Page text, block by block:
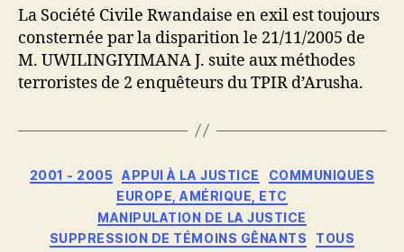
La Société Civile Rwandaise en exil est toujours
consternée par la disparition le 21/11/2005 de
M. UWILINGIYIMANA J. suite aux méthodes
terroristes de 2 enquêteurs du TPIR d’Arusha.
Catégories
2001 - 2005 APPUI À LA JUSTICE
COMMUNIQUES
EUROPE, AMÉRIQUE, ETC
MANIPULATION DE LA JUSTICE
SUPPRESSION DE TÉMOINS GÊNANTS
TOUS